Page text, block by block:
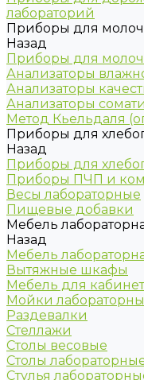
лабораторий
Приборы для
Назад
Приборы для
Анализаторы
Анализаторы
Анализаторы
Метод Кьельдаля
Приборы для
Назад
Приборы для
Приборы ПЧП и
Весы лабораторные
Пищевые добавки
Мебель
Назад
Мебель
Вытяжные шкафы
Мебель для
Мойки
Раздевалки
Стеллажи
Столы весовые
Столы
Стулья